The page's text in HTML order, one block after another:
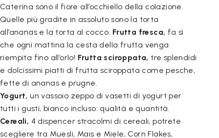
Caterina sono il fiore all’occhiello della colazione.
Quelle più gradite in assoluto sono la torta
all’ananas e la torta al cocco. Frutta fresca, fa sì
che ogni mattina la cesta della frutta venga
riempita fino all’orlo! Frutta sciroppata, tre splendidi
e dolcissimi piatti di frutta sciroppata come pesche,
fette di ananas e prugne.
Yogurt,un vassoio zeppo di vasetti di yogurt per
tutti i gusti, bianco incluso: qualità e quantità.
Cereali, 4 dispencer stracolmi di cereali, potrete
scegliere tra Muesli, Mais e Miele, Corn Flakes,